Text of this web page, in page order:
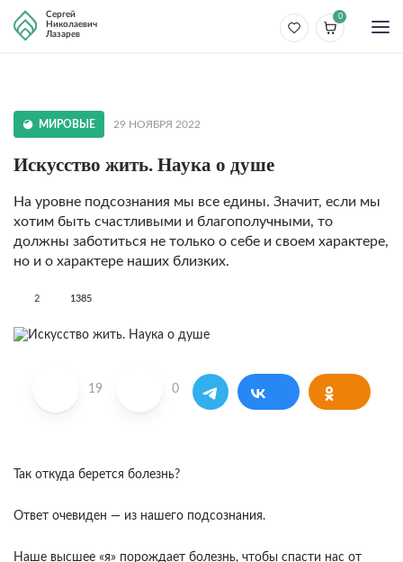
Сергей
Николаевич
Лазарев
0
МИРОВЫЕ 29 НОЯБРЯ 2022
Искусство жить. Наука о душе
На уровне подсознания мы все едины. Значит, если мы
хотим быть счастливыми и благополучными, то
должны заботиться не только о себе и своем характере,
но и о характере наших близких.
2 1385
19 0
Так откуда берется болезнь?
Ответ очевиден — из нашего подсознания.
Наше высшее «я» порождает болезнь, чтобы спасти нас от